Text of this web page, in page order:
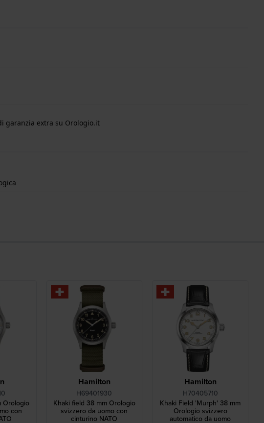
garanzia extra su Orologio.it
Orologio
con
Hamilton
H69401930
Khaki field 38 mm Orologio
svizzero da uomo con
cinturino NATO
Hamilton
H70405710
Khaki Field 'Murph' 38 mm
Orologio svizzero
automatico da uomo